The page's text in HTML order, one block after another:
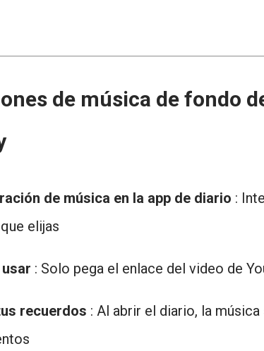
de música de fondo
de música en la app de diario :
elijas
: Solo pega el enlace del video de
recuerdos : Al abrir el diario, la